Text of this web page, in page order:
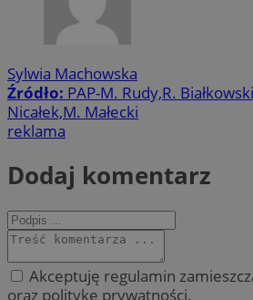
Sylwia Machowska
Źródło: PAP-M. Rudy,R.
Nicałek,M. Małecki
reklama
Dodaj komentarz
Akceptuję regulamin
oraz politykę prywatności.